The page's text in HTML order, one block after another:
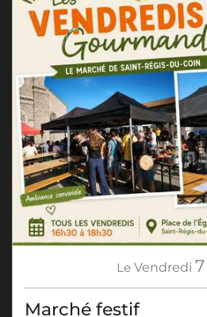
Le Vendredi 7
Marché festif